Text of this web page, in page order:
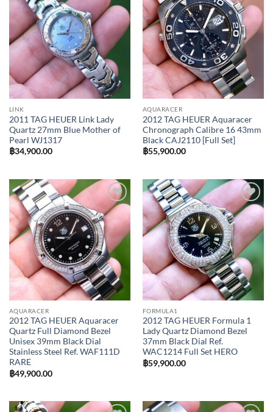
Add to
Wishlist
LINK
2011 TAG HEUER Link Lady
Quartz 27mm Blue Mother of
Pearl WJ1317
฿34,900.00
Add to
Wishlist
AQUARACER
2012 TAG HEUER Aquaracer
Chronograph Calibre 16 43mm
Black CAJ2110 [Full Set]
฿55,900.00
Add to
Wishlist
AQUARACER
2012 TAG HEUER Aquaracer
Quartz Full Diamond Bezel
Unisex 39mm Black Dial
Stainless Steel Ref. WAF111D
RARE
฿49,900.00
Add to
Wishlist
FORMULA1
2012 TAG HEUER Formula 1
Lady Quartz Diamond Bezel
37mm Black Dial Ref.
WAC1214 Full Set HERO
฿59,900.00